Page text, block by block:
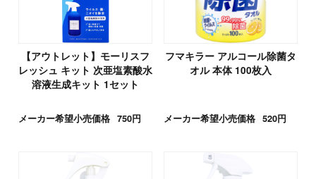
【アウトレット】モーリスフ
レッシュ キット 次亜塩素酸水
溶液生成キット 1セット
メーカー希望小売価格 750円
フマキラー アルコール除菌タ
オル 本体 100枚入
メーカー希望小売価格 520円